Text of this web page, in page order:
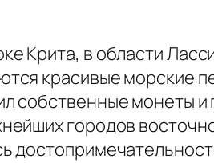
Крита, в области
красивые морские
собственные монеты
городов